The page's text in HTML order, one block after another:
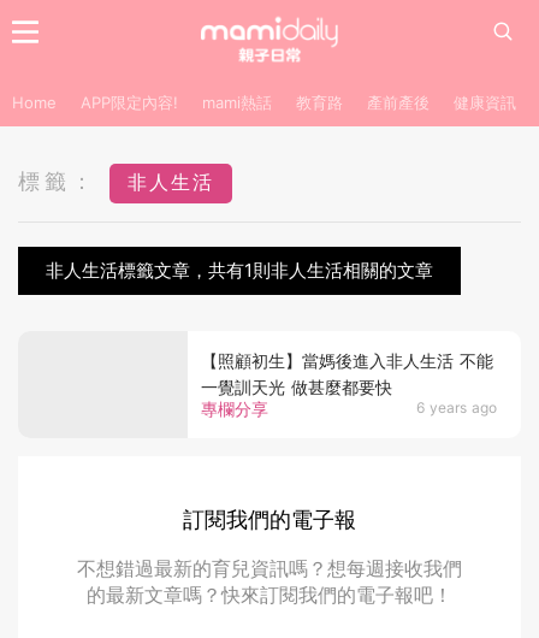
Home APP限定內容! mami熱話 教育路 產前產後 健康資訊
標籤： 非人生活
非人生活標籤文章，共有1則非人生活相關的文章
專欄分享 6 years ago
【照顧初生】當媽後進入非人生活 不能
一覺訓天光 做甚麼都要快
訂閱我們的電子報
不想錯過最新的育兒資訊嗎？想每週接收我們
的最新文章嗎？快來訂閱我們的電子報吧！